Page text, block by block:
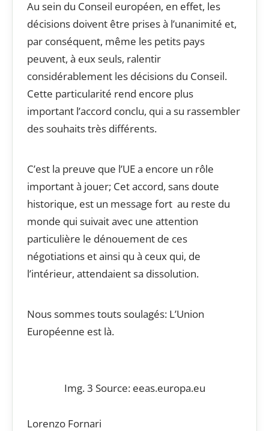
Au sein du Conseil européen, en effet, les
décisions doivent être prises à l’unanimité et,
par conséquent, même les petits pays
peuvent, à eux seuls, ralentir
considérablement les décisions du Conseil.
Cette particularité rend encore plus
important l’accord conclu, qui a su rassembler
des souhaits très différents.
C’est la preuve que l’UE a encore un rôle
important à jouer; Cet accord, sans doute
historique, est un message fort au reste du
monde qui suivait avec une attention
particulière le dénouement de ces
négotiations et ainsi qu à ceux qui, de
l’intérieur, attendaient sa dissolution.
Nous sommes touts soulagés: L’Union
Européenne est là.
Img. 3 Source: eeas.europa.eu
Lorenzo Fornari